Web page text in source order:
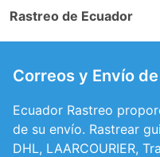
Rastreo de Ecuador
Correos y Envío
Ecuador Rastreo
de su envío. Rastrear
DHL, LAARCOURIER,